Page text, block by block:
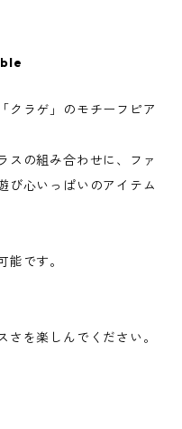
クラゲ」のモチーフピア
スの組み合わせに、ファ
び心いっぱいのアイテム
です。
を楽しんでください。